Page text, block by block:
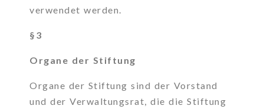
verwendet werden.
§3
Organe der Stiftung
Organe der Stiftung sind der Vorstand
und der Verwaltungsrat, die die Stiftung